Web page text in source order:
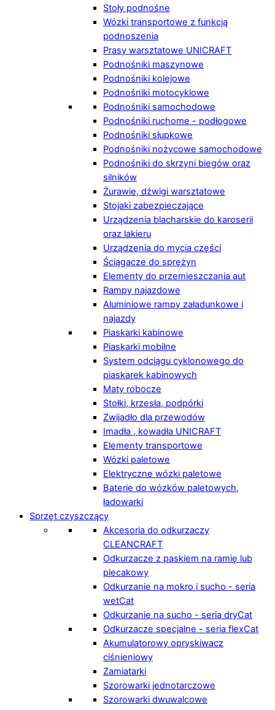
Stoły podnośne
Wózki transportowe z funkcją
podnoszenia
Prasy warsztatowe UNICRAFT
Podnośniki maszynowe
Podnośniki kolejowe
Podnośniki motocyklowe
Podnośniki samochodowe
Podnośniki ruchome - podłogowe
Podnośniki słupkowe
Podnośniki nożycowe samochodowe
Podnośniki do skrzyni biegów oraz
silników
Żurawie, dźwigi warsztatowe
Stojaki zabezpieczające
Urządzenia blacharskie do karoserii
oraz lakieru
Urządzenia do mycia części
Ściągacze do sprężyn
Elementy do przemieszczania aut
Rampy najazdowe
Aluminiowe rampy załadunkowe i
najazdy
Piaskarki kabinowe
Piaskarki mobilne
System odciągu cyklonowego do
piaskarek kabinowych
Maty robocze
Stołki, krzesła, podpórki
Zwijadło dla przewodów
Imadła , kowadła UNICRAFT
Elementy transportowe
Wózki paletowe
Elektryczne wózki paletowe
Baterie do wózków paletowych,
ładowarki
Sprzęt czyszczący
Akcesoria do odkurzaczy
CLEANCRAFT
Odkurzacze z paskiem na ramię lub
plecakowy
Odkurzanie na mokro i sucho - seria
wetCat
Odkurzanie na sucho - seria dryCat
Odkurzacze specjalne - seria flexCat
Akumulatorowy opryskiwacz
ciśnieniowy
Zamiatarki
Szorowarki jednotarczowe
Szorowarki dwuwalcowe